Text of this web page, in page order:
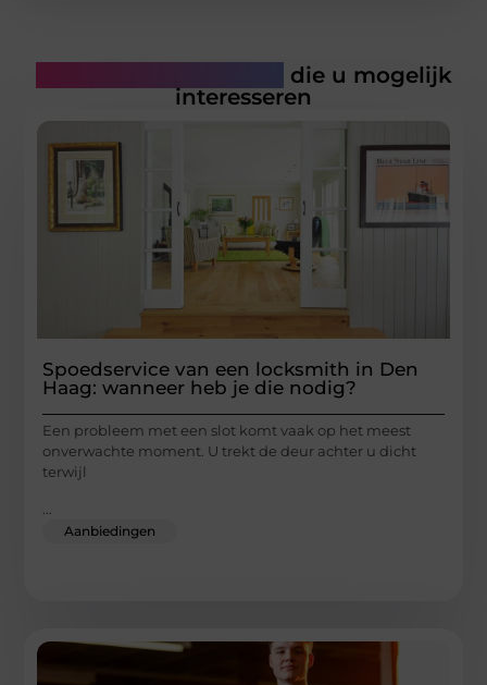
die u mogelijk
interesseren
Spoedservice van een locksmith in Den
Haag: wanneer heb je die nodig?
Een probleem met een slot komt vaak op het meest
onverwachte moment. U trekt de deur achter u dicht
terwijl
Aanbiedingen